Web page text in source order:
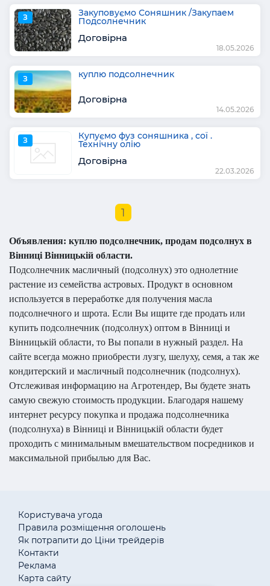
З Закуповуємо Соняшник /Закупаем
Подсолнечник
Договірна
18.05.2026
З куплю подсолнечник
Договірна
14.05.2026
З Купуємо фуз соняшника , сої .
Технічну олію
Договірна
22.03.2026
1
Объявления: куплю подсолнечник, продам подсолнух в
Вінниці Вінницькій области.
Подсолнечник масличный (подсолнух) это однолетние
растение из семейства астровых. Продукт в основном
используется в переработке для получения масла
подсолнечного и шрота. Если Вы ищите где продать или
купить подсолнечник (подсолнух) оптом в Вінниці и
Вінницькій области, то Вы попали в нужный раздел. На
сайте всегда можно приобрести лузгу, шелуху, семя, а так же
кондитерский и масличный подсолнечник (подсолнух).
Отслеживая информацию на Агротендер, Вы будете знать
самую свежую стоимость продукции. Благодаря нашему
интернет ресурсу покупка и продажа подсолнечника
(подсолнуха) в Вінниці и Вінницькій области будет
проходить с минимальным вмешательством посредников и
максимальной прибылью для Вас.
Користувача угода
Правила розміщення оголошень
Як потрапити до Ціни трейдерів
Контакти
Реклама
Карта сайту